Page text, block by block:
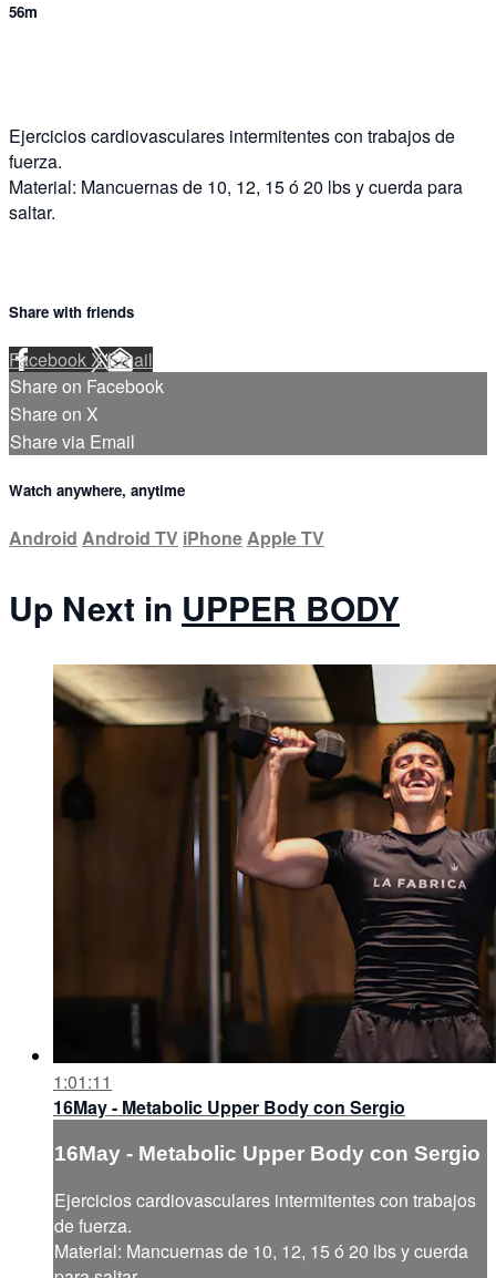
56m
Ejercicios cardiovasculares intermitentes con trabajos de
fuerza.
Material: Mancuernas de 10, 12, 15 ó 20 lbs y cuerda para
saltar.
Share with friends
FacebookXEmail
Share on Facebook
Share on X
Share via Email
Watch anywhere, anytime
Android Android TV iPhoneApple TV
Up Next in UPPER BODY
1:01:11
16May - Metabolic Upper Body con Sergio
16May - Metabolic Upper Body con Sergio
Ejercicios cardiovasculares intermitentes con trabajos
de fuerza.
Material: Mancuernas de 10, 12, 15 ó 20 lbs y cuerda